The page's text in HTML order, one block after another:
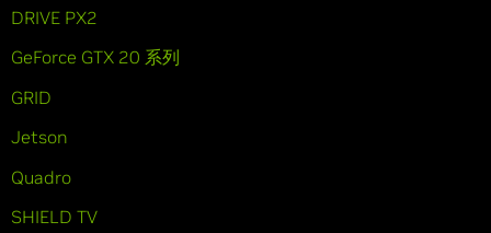
DRIVE PX2
GeForce GTX 20 系列
GRID
Jetson
Quadro
SHIELD TV